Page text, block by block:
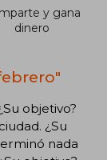
y gana
dinero
objetivo?
¿Su
nada